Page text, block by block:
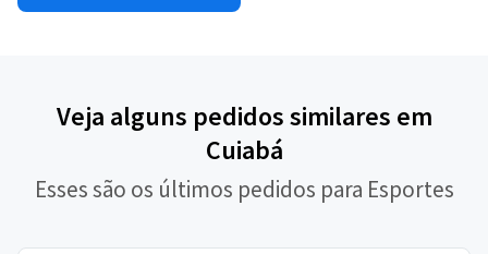
Veja alguns pedidos similares em
Cuiabá
Esses são os últimos pedidos para Esportes